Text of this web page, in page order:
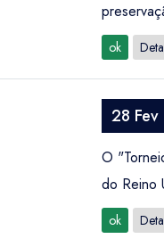
ok
28 Fev
O
do Reino
ok